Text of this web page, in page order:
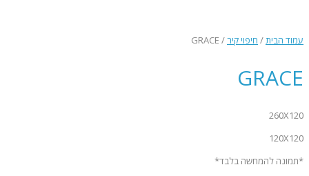
זֶה
מַעֲרֶכֶת
נָגִישׁ
הַמְּסַיַּעַת
הָאֲתָר.
עמוד הבית/ חיפוי קיר/ GRACE
GRACE
260X120
120X120
*תמונה להמחשה בלבד*